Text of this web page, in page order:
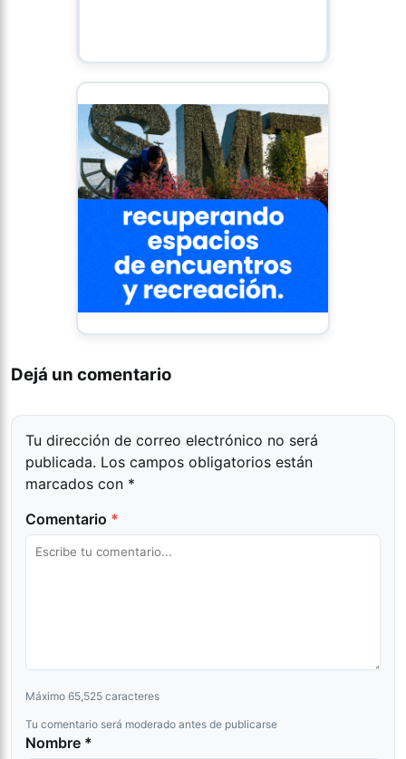
Dejá un comentario
Tu dirección de correo electrónico no será
publicada. Los campos obligatorios están
marcados con *
Comentario *
Máximo 65,525 caracteres
Tu comentario será moderado antes de publicarse
Nombre *